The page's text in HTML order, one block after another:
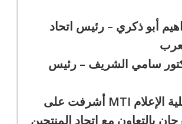
أبو ذكري – رئيس اتحاد
سامي الشريف – رئيس
ويُذكر أن كلية الإعلام MTI أشرفت على
بالتعاون مع اتحاد المنتجين